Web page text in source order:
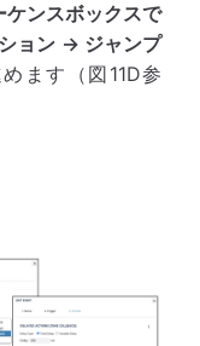
ケンスボックスで
ョン → ジャンプ
ます（図11D参